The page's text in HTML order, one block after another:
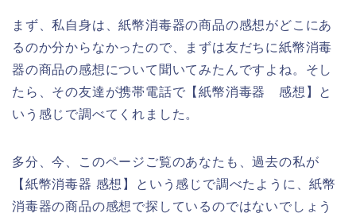
まず、私自身は、紙幣消毒器の商品の感想がどこにあ
るのか分からなかったので、まずは友だちに紙幣消毒
器の商品の感想について聞いてみたんですよね。そし
たら、その友達が携帯電話で【紙幣消毒器 感想】と
いう感じで調べてくれました。
多分、今、このページご覧のあなたも、過去の私が
【紙幣消毒器 感想】という感じで調べたように、紙幣
消毒器の商品の感想で探しているのではないでしょう